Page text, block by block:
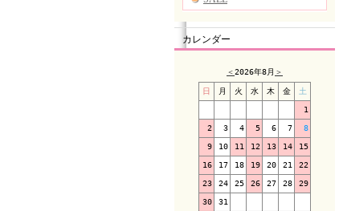
カレンダー
＜2026年8月 ＞
日 月 火 水 木 金 土
1
2 3 4 5 6 7 8
9 10 11 12 13 14 15
16 17 18 19 20 21 22
23 24 25 26 27 28 29
30 31